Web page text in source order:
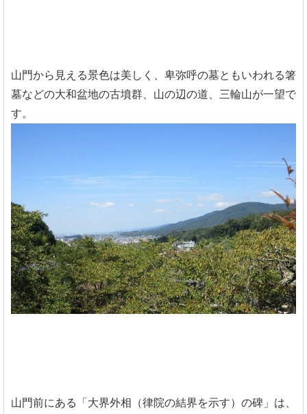
山門から見える景色は美しく、卑弥呼の墓ともいわれる箸
墓などの大和盆地の古墳群、山の辺の道、三輪山が一望で
す。
山門前にある「大界外相（律院の結界を示す）の碑」は、